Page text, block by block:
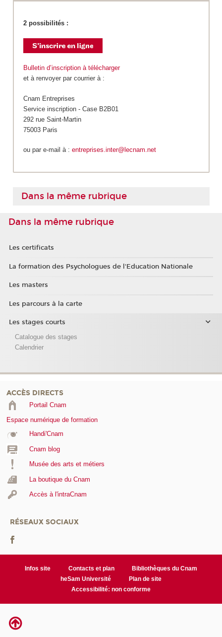
2 possibilités :
Bulletin d’inscription à télécharger
et à renvoyer par courrier à :
Cnam Entreprises
Service inscription - Case B2B01
292 rue Saint-Martin
75003 Paris
ou par e-mail à : entreprises.inter@lecnam.net
Dans la même rubrique
Dans la même rubrique
Les certificats
La formation des Psychologues de l'Education Nationale
Les masters
Les parcours à la carte
Les stages courts
Catalogue des stages
Calendrier
ACCÈS DIRECTS
Portail Cnam
Espace numérique de formation
Handi'Cnam
Cnam blog
Musée des arts et métiers
La boutique du Cnam
Accès à l'intraCnam
RÉSEAUX SOCIAUX
Infos site Contacts et plan
Bibliothèques du Cnam
heSam Université
Plan de site
Accessibilité: non conforme